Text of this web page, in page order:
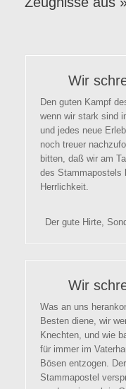
Wir
Den guten Kampf
wenn wir stark sind
und jedes neue
noch treuer
bitten, daß wir am
des Stammapostels
Herrlichkeit.
Der gute Hirte,
Wir
Was an uns
Besten diene, wir
Knechten, und wie
für immer im
Bösen entzogen.
Stammapostel